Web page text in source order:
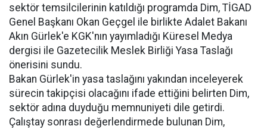
sektör temsilcilerinin katıldığı programda Dim, TİGAD
Genel Başkanı Okan Geçgel ile birlikte Adalet Bakanı
Akın Gürlek'e KGK'nın yayımladığı Küresel Medya
dergisi ile Gazetecilik Meslek Birliği Yasa Taslağı
önerisini sundu.
Bakan Gürlek'in yasa taslağını yakından inceleyerek
sürecin takipçisi olacağını ifade ettiğini belirten Dim,
sektör adına duyduğu memnuniyeti dile getirdi.
Çalıştay sonrası değerlendirmede bulunan Dim,